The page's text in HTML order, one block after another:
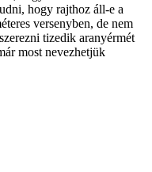
hogy rajthoz áll-e a
versenyben, de nem
tizedik aranyérmét
most nevezhetjük